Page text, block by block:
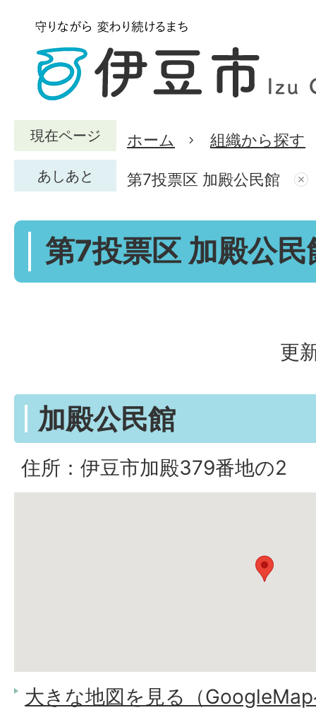
現在ページ ホーム 組織から探す
あしあと 第7投票区 加殿公民館
第7投票区 加殿公民
更
加殿公民館
住所：伊豆市加殿379番地の2
大きな地図を見る（